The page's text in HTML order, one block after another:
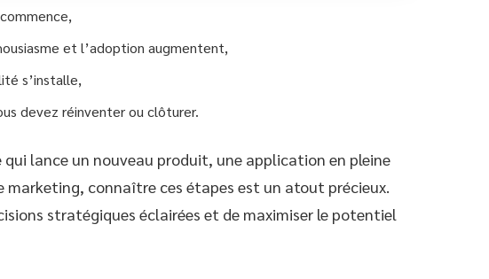
et l’adoption augmentent,
s’installe,
devez réinventer ou clôturer.
qui lance un nouveau produit, une application en pleine
marketing, connaître ces étapes est un atout précieux.
stratégiques éclairées et de maximiser le potentiel